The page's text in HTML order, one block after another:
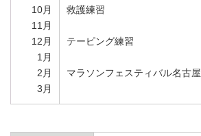
10月
11月
12月
1月
2月
3月
救護練習
テーピング練習
マラソンフェスティバル名古